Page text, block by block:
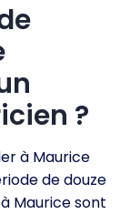
?
à Maurice
de douze
Maurice sont